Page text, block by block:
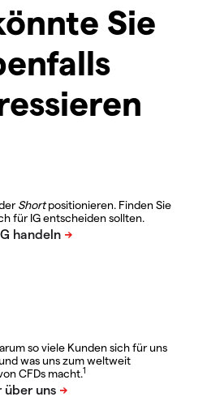
Sie
Shortpositionieren. Finden Sie
für IG entscheiden sollten.
so viele Kunden sich für uns
was uns zum weltweit
CFDs macht.1